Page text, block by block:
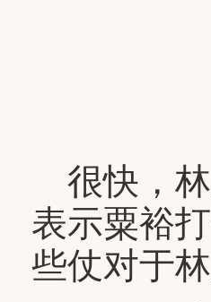
很快，林
表示粟裕
些仗对于